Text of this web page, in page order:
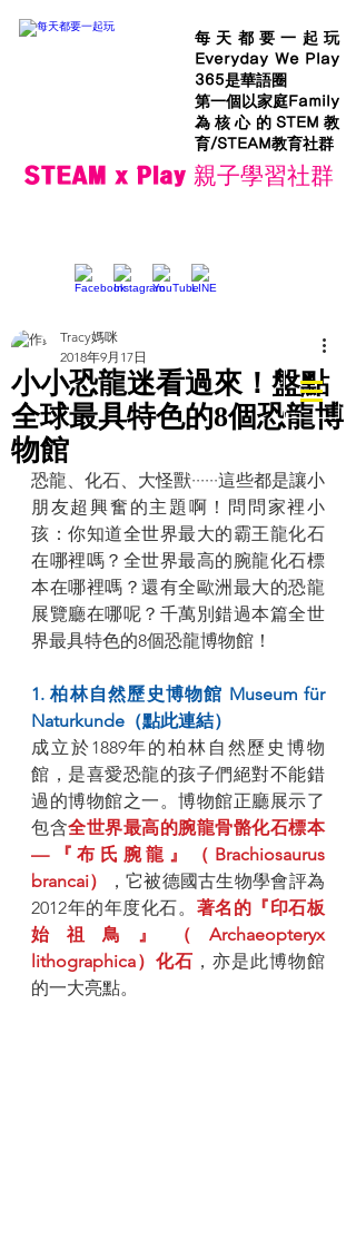
每天都要一起玩
Everyday We Play
365是華語圈
第一個以家庭Family
為核心的STEM教
育/STEAM教育社群
STEAM x Play 親子學習社群
小小恐龍迷看過來！盤點
全球最具特色的8個恐龍博
物館
Tracy媽咪
2018年9月17日
恐龍、化石、大怪獸······這些都是讓小
朋友超興奮的主題啊！問問家裡小
孩：你知道全世界最大的霸王龍化石
在哪裡嗎？全世界最高的腕龍化石標
本在哪裡嗎？還有全歐洲最大的恐龍
展覽廳在哪呢？千萬別錯過本篇全世
界最具特色的8個恐龍博物館！
1. 柏林自然歷史博物館 Museum für
Naturkunde（點此連結）
成立於1889年的柏林自然歷史博物
館，是喜愛恐龍的孩子們絕對不能錯
過的博物館之一。博物館正廳展示了
包含全世界最高的腕龍骨骼化石標本
—『布氏腕龍』（Brachiosaurus
brancai）
，它被德國古生物學會評為
2012年的年度化石。 著名的『印石板
始祖鳥』（Archaeopteryx
lithographica）化石 ，亦是此博物館
的一大亮點。